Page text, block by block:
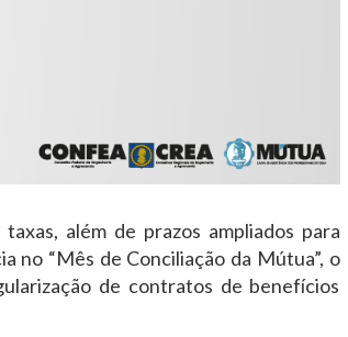
além de prazos ampliados para
no “Mês de Conciliação da Mútua”, o
de contratos de benefícios